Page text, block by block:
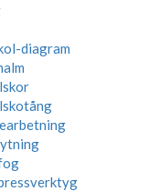
diagram